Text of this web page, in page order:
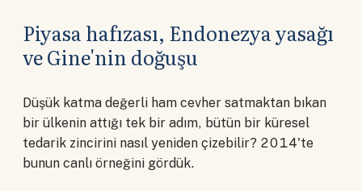
Piyasa hafızası, Endonezya yasağı
ve Gine'nin doğuşu
Düşük katma değerli ham cevher satmaktan bıkan
bir ülkenin attığı tek bir adım, bütün bir küresel
tedarik zincirini nasıl yeniden çizebilir? 2014'te
bunun canlı örneğini gördük.